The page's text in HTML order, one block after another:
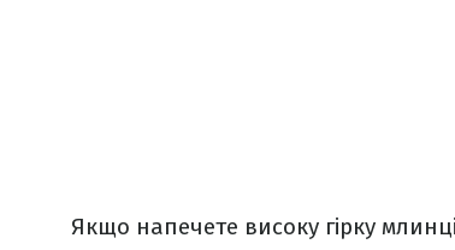
Якщо напечете високу гірку